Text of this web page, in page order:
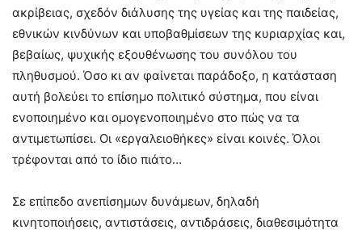
ακρίβειας, σχεδόν διάλυσης της υγείας και της παιδείας,
εθνικών κινδύνων και υποβαθμίσεων της κυριαρχίας και,
βεβαίως, ψυχικής εξουθένωσης του συνόλου του
πληθυσμού. Όσο κι αν φαίνεται παράδοξο, η κατάσταση
αυτή βολεύει το επίσημο πολιτικό σύστημα, που είναι
ενοποιημένο και ομογενοποιημένο στο πώς να τα
αντιμετωπίσει. Οι «εργαλειοθήκες» είναι κοινές. Όλοι
τρέφονται από το ίδιο πιάτο…
Σε επίπεδο ανεπίσημων δυνάμεων, δηλαδή
κινητοποιήσεις, αντιστάσεις, αντιδράσεις, διαθεσιμότητα